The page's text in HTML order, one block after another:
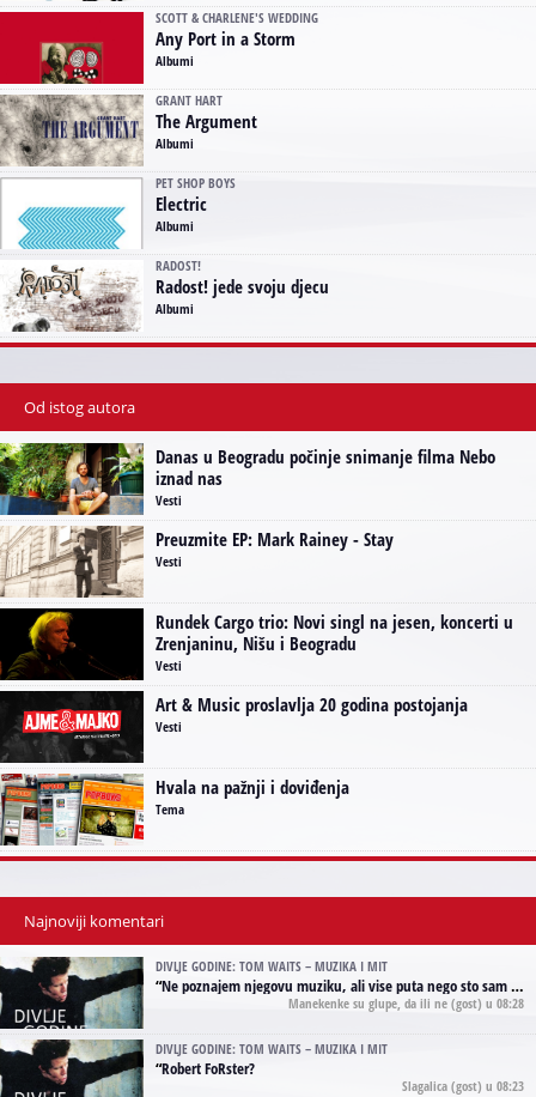
SCOTT & CHARLENE'S WEDDING
Any Port in a Storm
Albumi
GRANT HART
The Argument
Albumi
PET SHOP BOYS
Electric
Albumi
RADOST!
Radost! jede svoju djecu
Albumi
Od istog autora
Danas u Beogradu počinje snimanje filma Nebo
iznad nas
Vesti
Preuzmite EP: Mark Rainey - Stay
Vesti
Rundek Cargo trio: Novi singl na jesen, koncerti u
Zrenjaninu, Nišu i Beogradu
Vesti
Art & Music proslavlja 20 godina postojanja
Vesti
Hvala na pažnji i doviđenja
Tema
Najnoviji komentari
DIVLJE GODINE: TOM WAITS – MUZIKA I MIT
“Ne poznajem njegovu muziku, ali vise puta nego sto sam to zazeleo gledao sam njegove umjetnicke slike na raznim stranama interneta. Te stoga zakljucujem da je Tom Waits Lady Gaga muzike namrstenih, ma
Manekenke su glupe, da ili ne (gost) u 08:28
DIVLJE GODINE: TOM WAITS – MUZIKA I MIT
“Robert FoRster?
Slagalica (gost) u 08:23